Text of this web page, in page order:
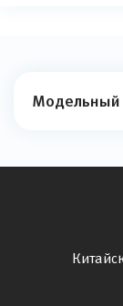
Модельный